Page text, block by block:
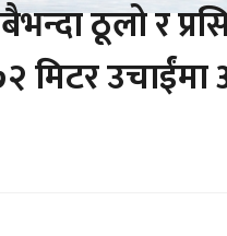
ठूलो र
मिटर उचाईंमा